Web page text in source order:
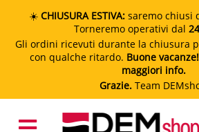
☀️ CHIUSURA ESTIVA: saremo chiusi
Torneremo operativi dal
Gli ordini ricevuti durante la chiusura
con qualche ritardo. Buone vacanze!
maggiori info.
Grazie. Team